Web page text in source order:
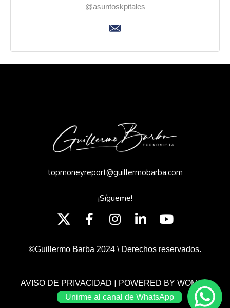
@asuntoskpitales
topmoneyreport@guillermobarba.com
¡Sígueme!
©Guillermo Barba 2024 \ Derechos reservados.
AVISO DE PRIVACIDAD | POWERED BY WOMGP
Unirme al canal de WhatsApp